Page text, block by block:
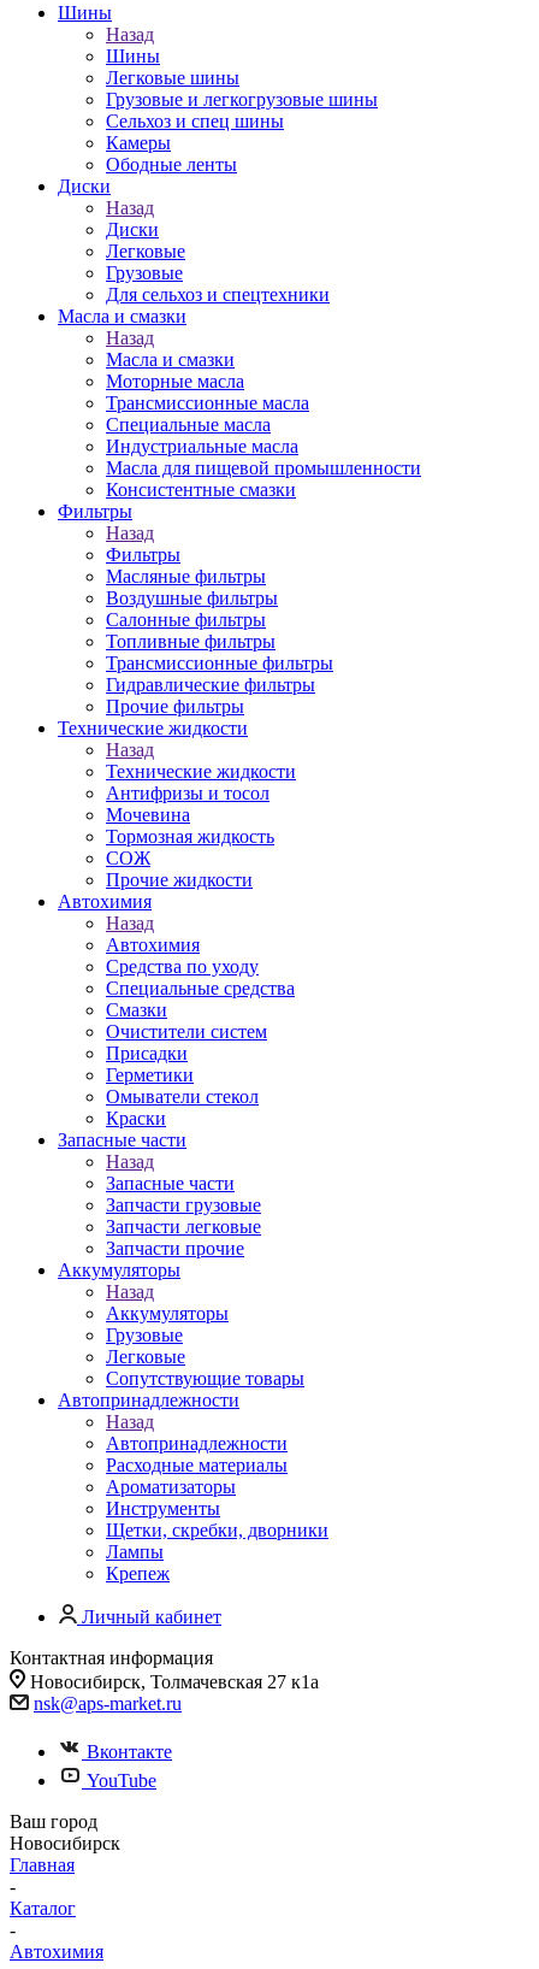
Шины
Назад
Шины
Легковые шины
Грузовые и легкогрузовые шины
Сельхоз и спец шины
Камеры
Ободные ленты
Диски
Назад
Диски
Легковые
Грузовые
Для сельхоз и спецтехники
Масла и смазки
Назад
Масла и смазки
Моторные масла
Трансмиссионные масла
Специальные масла
Индустриальные масла
Масла для пищевой промышленности
Консистентные смазки
Фильтры
Назад
Фильтры
Масляные фильтры
Воздушные фильтры
Салонные фильтры
Топливные фильтры
Трансмиссионные фильтры
Гидравлические фильтры
Прочие фильтры
Технические жидкости
Назад
Технические жидкости
Антифризы и тосол
Мочевина
Тормозная жидкость
СОЖ
Прочие жидкости
Автохимия
Назад
Автохимия
Средства по уходу
Специальные средства
Смазки
Очистители систем
Присадки
Герметики
Омыватели стекол
Краски
Запасные части
Назад
Запасные части
Запчасти грузовые
Запчасти легковые
Запчасти прочие
Аккумуляторы
Назад
Аккумуляторы
Грузовые
Легковые
Сопутствующие товары
Автопринадлежности
Назад
Автопринадлежности
Расходные материалы
Ароматизаторы
Инструменты
Щетки, скребки, дворники
Лампы
Крепеж
Личный кабинет
Контактная информация
Новосибирск, Толмачевская 27 к1а
nsk@aps-market.ru
Вконтакте
YouTube
Ваш город
Новосибирск
Главная
-
Каталог
-
Автохимия